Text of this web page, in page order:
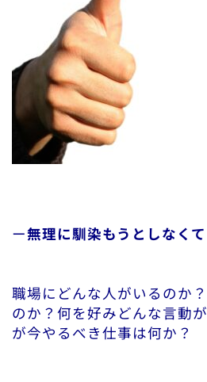
ー無理に馴染もうとしなく
職場にどんな人がいるのか
のか？何を好みどんな言動
が今やるべき仕事は何か？